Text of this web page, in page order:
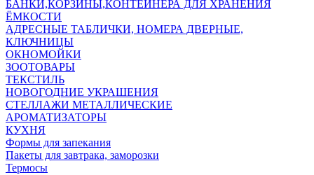
БАНКИ,КОРЗИНЫ,КОНТЕЙНЕРА ДЛЯ ХРАНЕНИЯ
ЁМКОСТИ
АДРЕСНЫЕ ТАБЛИЧКИ, НОМЕРА ДВЕРНЫЕ,
КЛЮЧНИЦЫ
ОКНОМОЙКИ
ЗООТОВАРЫ
ТЕКСТИЛЬ
НОВОГОДНИЕ УКРАШЕНИЯ
СТЕЛЛАЖИ МЕТАЛЛИЧЕСКИЕ
АРОМАТИЗАТОРЫ
КУХНЯ
Формы для запекания
Пакеты для завтрака, заморозки
Термосы